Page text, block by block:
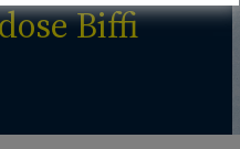
Biffi